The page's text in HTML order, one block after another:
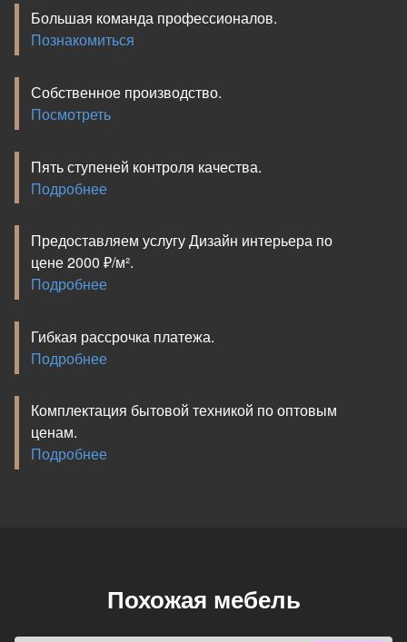
Большая команда профессионалов.
Познакомиться
Собственное производство.
Посмотреть
Пять ступеней контроля качества.
Подробнее
Предоставляем услугу Дизайн интерьера по
цене 2000 ₽/м².
Подробнее
Гибкая рассрочка платежа.
Подробнее
Комплектация бытовой техникой по оптовым
ценам.
Подробнее
Похожая мебель